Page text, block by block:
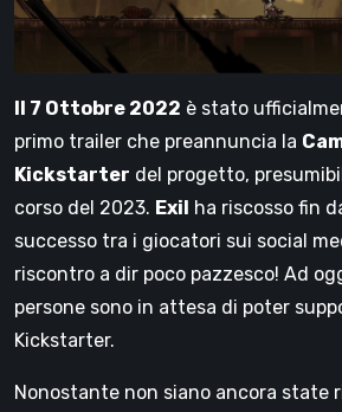
Il 7 Ottobre 2022 è stato
primo trailer che preannuncia la
Kickstarter del progetto,
corso del 2023. Exil ha riscosso fin
successo tra i giocatori sui social
riscontro a dir poco pazzesco! Ad
persone sono in attesa di poter
Kickstarter.
Nonostante non siano ancora state